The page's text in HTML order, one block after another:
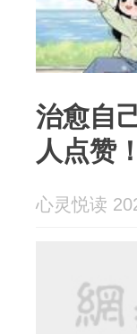
治愈自
人点赞！
心灵悦读